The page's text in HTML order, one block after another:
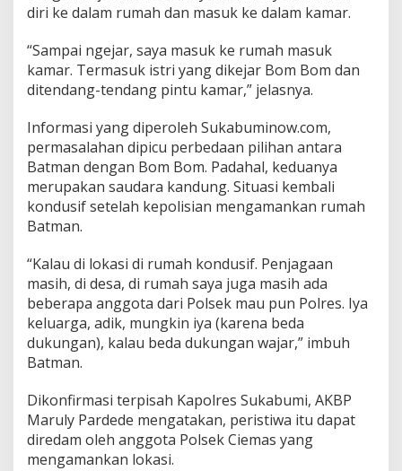
D
e
a
n
.
diri ke dalam rumah dan masuk ke dalam kamar.
“Sampai ngejar, saya masuk ke rumah masuk
kamar. Termasuk istri yang dikejar Bom Bom dan
ditendang-tendang pintu kamar,” jelasnya.
Informasi yang diperoleh Sukabuminow.com,
permasalahan dipicu perbedaan pilihan antara
Batman dengan Bom Bom. Padahal, keduanya
merupakan saudara kandung. Situasi kembali
kondusif setelah kepolisian mengamankan rumah
Batman.
“Kalau di lokasi di rumah kondusif. Penjagaan
masih, di desa, di rumah saya juga masih ada
beberapa anggota dari Polsek mau pun Polres. Iya
keluarga, adik, mungkin iya (karena beda
dukungan), kalau beda dukungan wajar,” imbuh
Batman.
Dikonfirmasi terpisah Kapolres Sukabumi, AKBP
Maruly Pardede mengatakan, peristiwa itu dapat
diredam oleh anggota Polsek Ciemas yang
mengamankan lokasi.